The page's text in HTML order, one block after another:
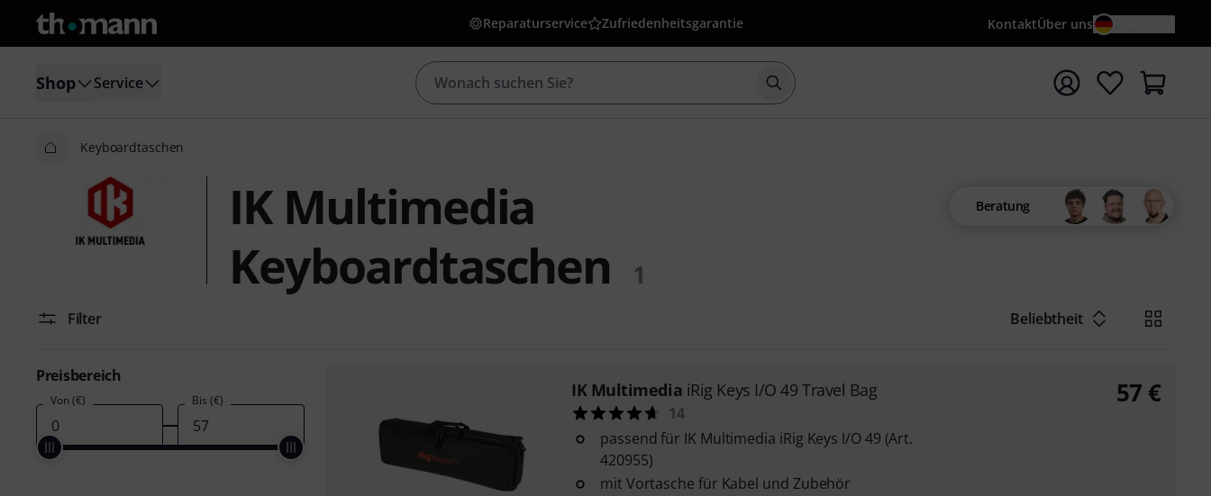
Reparaturservice Zufriedenheitsgarantie KontaktÜber uns
Shop Service Suche mit Suchwort {searchTerm} starten
Keyboardtaschen
IK Multimedia
Keyboardtaschen
1
Beratung
Filter Beliebtheit
Preisbereich
Von (€) Bis (€) IK Multimedia iRig Keys I/O 49 Travel Bag
14
passend für IK Multimedia iRig Keys I/O 49 (Art.
420955)
mit Vortasche für Kabel und Zubehör
57 €